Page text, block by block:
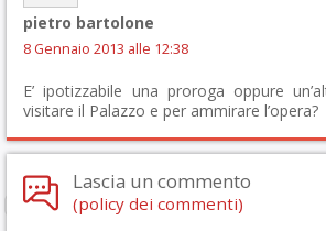
pietro bartolone
8 Gennaio 2013 alle 12:38
E’ ipotizzabile una proroga oppure
visitare il Palazzo e per ammirare l’opera?
Lascia un commento
(policy dei commenti)